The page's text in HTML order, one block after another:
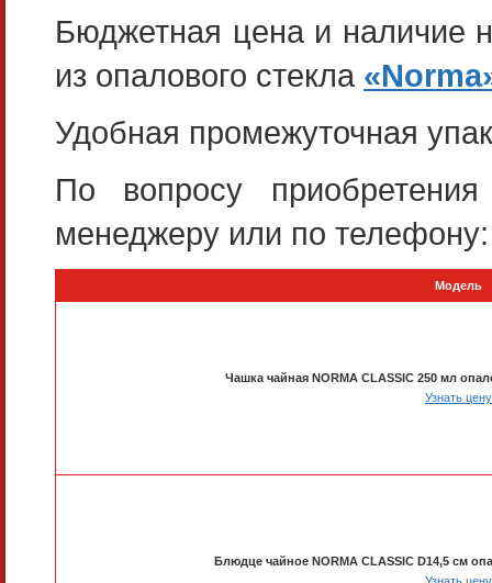
Бюджетная цена и наличие
из опалового стекла
Удобная промежуточная
По вопросу
менеджеру или по
Модель
Чашка чайная NORMA CLASSIC 250 мл
Узнать цену
Блюдце чайное NORMA CLASSIC D14,5 см